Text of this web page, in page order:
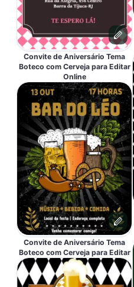
Convite de Aniversário Tema
Boteco com Cerveja para Editar
Online
Convite de Aniversário Tema
Boteco com Cerveja para Editar